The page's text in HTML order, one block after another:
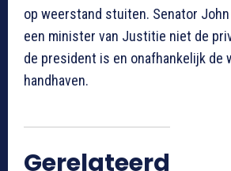
op weerstand stuiten. Senator
een minister van Justitie niet de
de president is en onafhankelijk de
handhaven.
Gerelateerd